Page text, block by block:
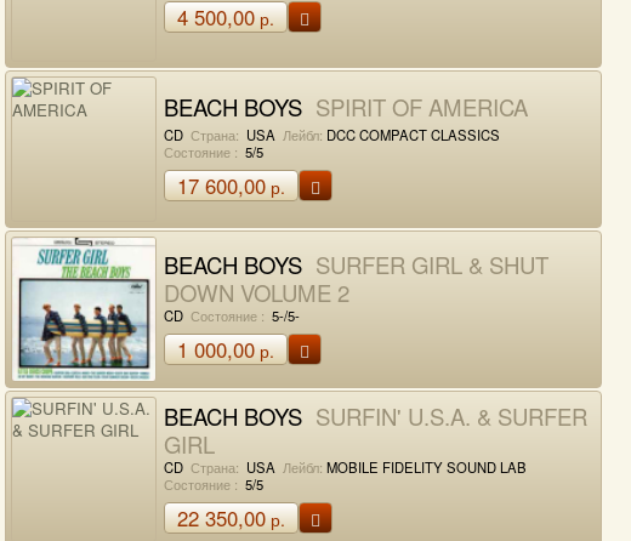
4 500,00р.
BEACH BOYS SPIRIT OF AMERICA
CD Страна: USA Лейбл: DCC COMPACT CLASSICS
Состояние : 5/5
17 600,00р.
BEACH BOYS SURFER GIRL & SHUT
DOWN VOLUME 2
CD Состояние : 5-/5-
1 000,00р.
BEACH BOYS SURFIN' U.S.A. & SURFER
GIRL
CD Страна: USA Лейбл: MOBILE FIDELITY SOUND LAB
Состояние : 5/5
22 350,00р.